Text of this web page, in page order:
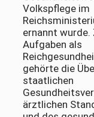
Volkspflege im
ernannt wurde.
Aufgaben als
gehörte die
staatlichen
ärztlichen